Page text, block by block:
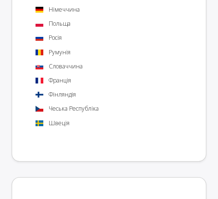
Німеччина
Польща
Росія
Румунія
Словаччина
Франція
Фінляндія
Чеська Республіка
Швеція